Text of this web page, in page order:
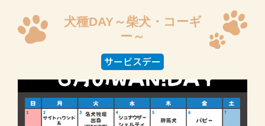
犬種DAY～柴犬・コーギ
ー～
サービスデー